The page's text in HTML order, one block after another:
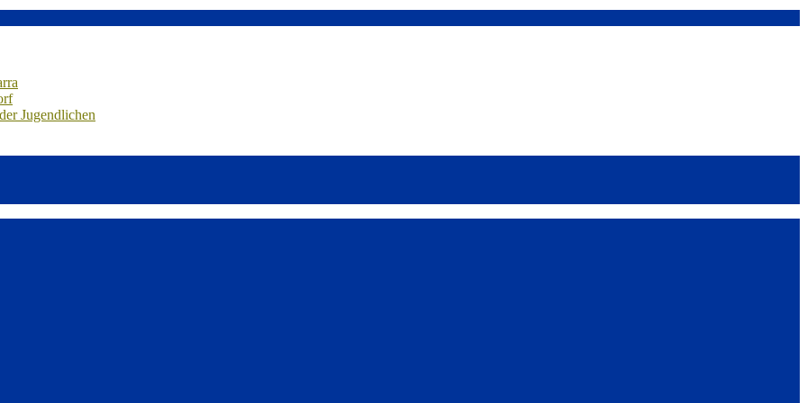
Jugendlichen